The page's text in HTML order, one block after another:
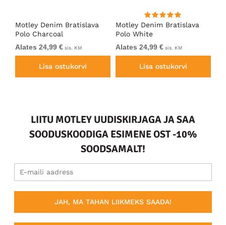
Motley Denim Bratislava
Polo Charcoal
Alates 24,99 € sis. KM
Lisa ostukorvi
Motley Denim Bratislava
Polo White
Alates 24,99 € sis. KM
Lisa ostukorvi
LIITU MOTLEY UUDISKIRJAGA JA SAA
SOODUSKOODIGA ESIMENE OST -10%
SOODSAMALT!
JAH, MA TAHAN LIIKMEKS SAADA!